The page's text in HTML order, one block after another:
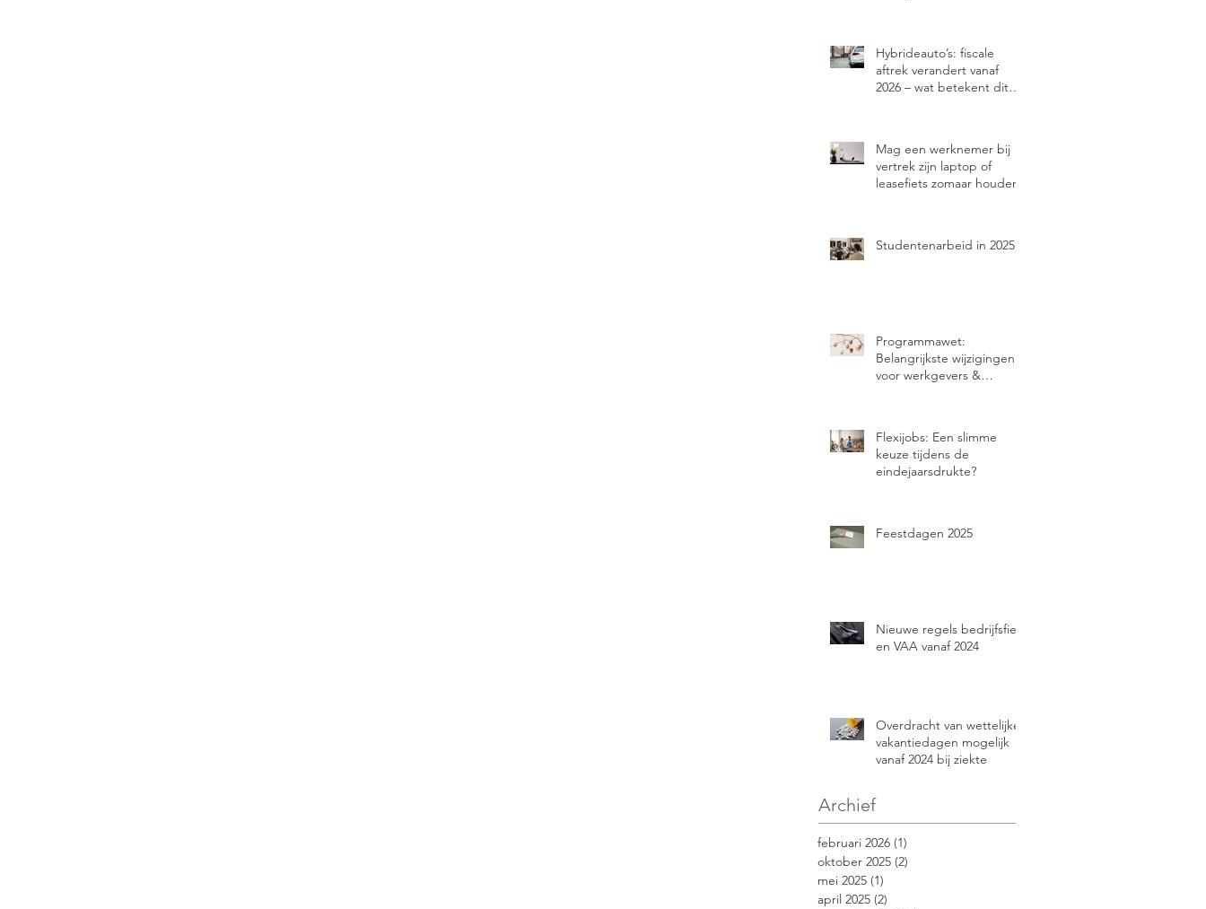
Hybrideauto’s: fiscale
aftrek verandert vanaf
2026 – wat betekent dit
Mag een werknemer bij
vertrek zijn laptop of
leasefiets zomaar houden?
Studentenarbeid in 2025
Programmawet:
Belangrijkste wijzigingen
voor werkgevers &
Flexijobs: Een slimme
keuze tijdens de
eindejaarsdrukte?
Feestdagen 2025
Nieuwe regels bedrijfsfiets
en VAA vanaf 2024
Overdracht van wettelijke
vakantiedagen mogelijk
vanaf 2024 bij ziekte
Archief
februari 2026 (1)
oktober 2025 (2)
mei 2025 (1)
april 2025 (2)